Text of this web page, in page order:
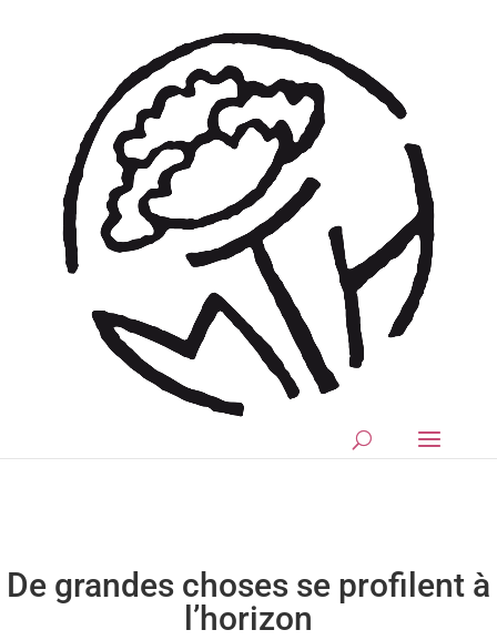
De grandes choses se profilent à
l’horizon